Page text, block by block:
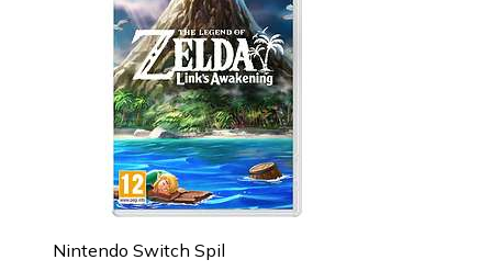
Nintendo Switch Spil